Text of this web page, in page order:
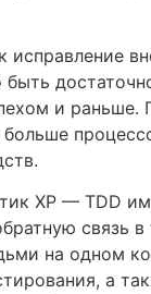
исправление
и раньше.
XP — TDD
связь в
на одном
а